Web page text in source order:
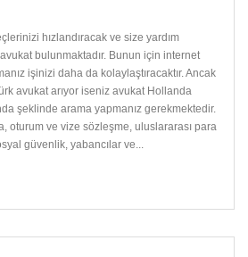
hızlandıracak ve size yardım
bulunmaktadır. Bunun için internet
işinizi daha da kolaylaştıracaktır. Ancak
avukat arıyor iseniz avukat Hollanda
şeklinde arama yapmanız gerekmektedir.
oturum ve vize sözleşme, uluslararası para
güvenlik, yabancılar ve...